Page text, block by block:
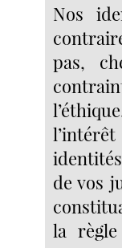
Nos
pas,
de vos
la